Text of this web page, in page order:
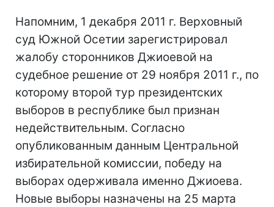
Напомним, 1 декабря 2011 г. Верховный
суд Южной Осетии зарегистрировал
жалобу сторонников Джиоевой на
судебное решение от 29 ноября 2011 г., по
которому второй тур президентских
выборов в республике был признан
недействительным. Согласно
опубликованным данным Центральной
избирательной комиссии, победу на
выборах одерживала именно Джиоева.
Новые выборы назначены на 25 марта